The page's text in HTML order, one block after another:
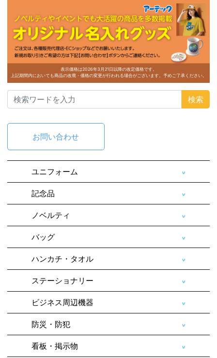
表示価格は2026年3月21日以降の改定価格です。
上記期間内においても商品の改廃・価格の変更が行われる場合がございます。予めご了承ください。
検索
お問い合わせ
ユニフォーム
記念品
ノベルティ
バッグ
ハンカチ・タオル
ステーショナリー
ビジネス周辺機器
防災・防犯
看板・掲示物